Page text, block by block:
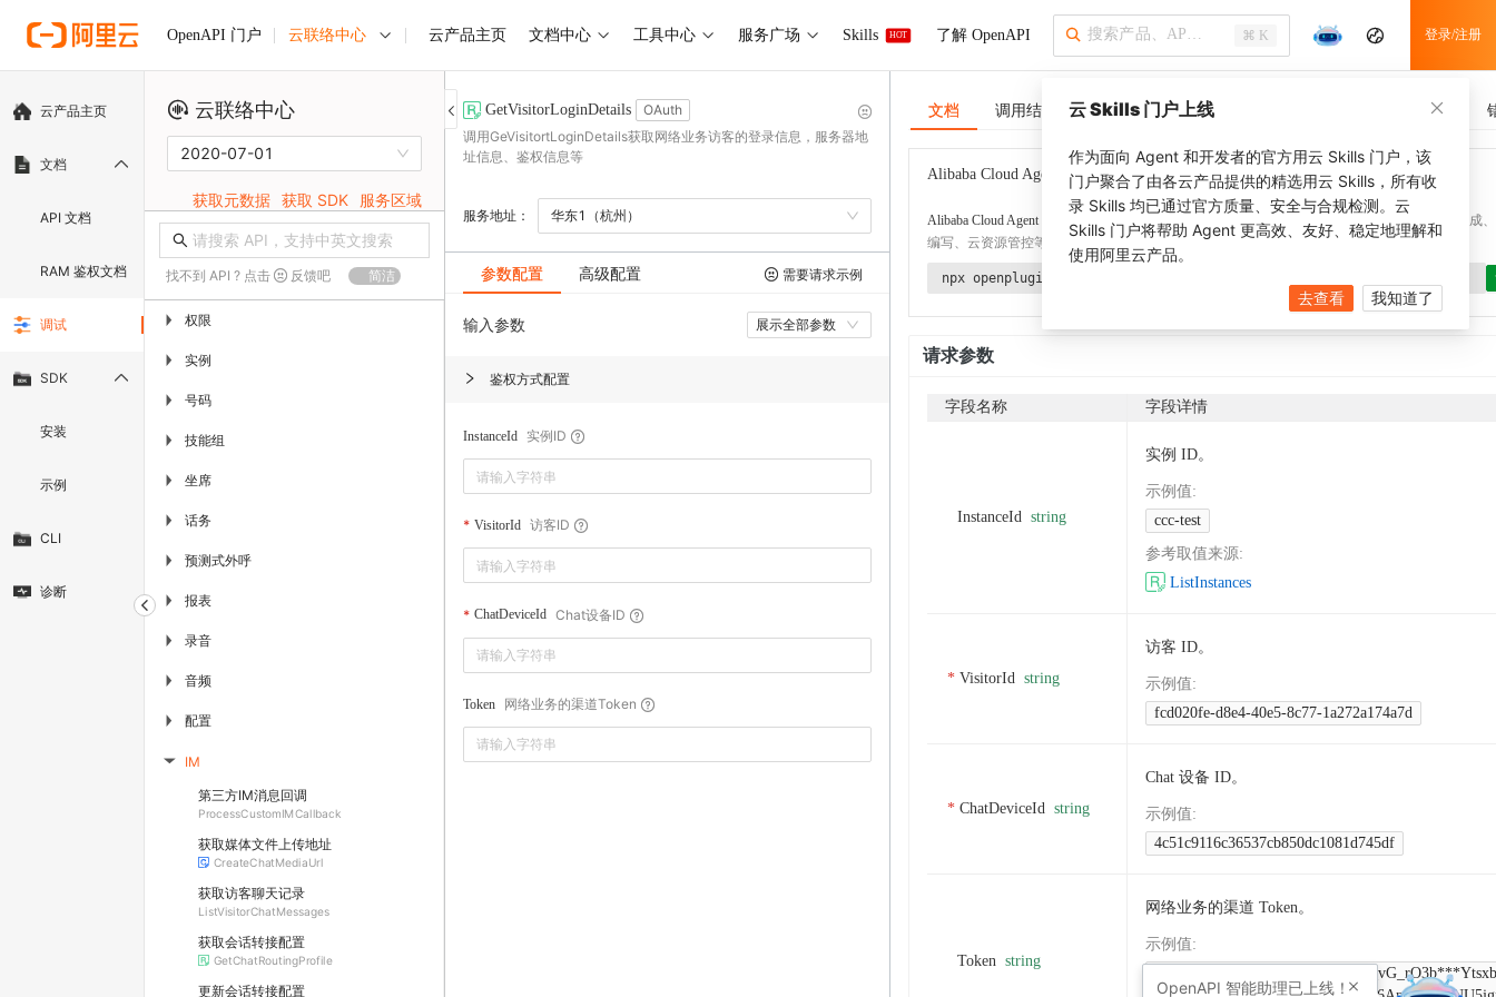
OpenAPI 门户 云联络中心 云产品主页 文档中心 工具中心 服务广场 Skills HOT 了解 OpenAPI ⌘ K 登录/注册
云产品主页
文档
API 文档
RAM 鉴权文档
调试
SDK
安装
示例
CLI
诊断
云联络中心
2020-07-01
获取元数据 获取 SDK 服务区域
找不到 API ? 点击 反馈吧 简洁
▶ 权限
▶ 实例
▶ 号码
▶ 技能组
▶ 坐席
▶ 话务
▶ 预测式外呼
▶ 报表
▶ 录音
▶ 音频
▶ 配置
▶ IM
第三方IM消息回调
ProcessCustomIMCallback
获取媒体文件上传地址
CreateChatMediaUrl
获取访客聊天记录
ListVisitorChatMessages
获取会话转接配置
GetChatRoutingProfile
更新会话转接配置
GetVisitorLoginDetails
OAuth
调用GeVisitortLoginDetails获取网络业务访客的登录信息，服务器地
址信息、鉴权信息等
服务地址： 华东1（杭州）
参数配置 高级配置 需要请求示例
输入参数 展示全部参数
鉴权方式配置
InstanceId 实例ID
VisitorId 访客ID
ChatDeviceId Chat设备ID
Token 网络业务的渠道Token
文档 调用结果 SDK 示例 CLI 示例 调用历史
Alibaba Cloud Agent Toolkit 了解更多
Alibaba Cloud Agent Toolkit
提供 Agent 插件、技能、MCP 配置和验证工具，涵盖 SDK 代码生成、
编写、云资源管控等能力。通过 alibabacloud-agent-toolkit-install 技能可快速完成本地配置。
npx openplugin aliyun/alibabacloud-agent-toolkit
请求参数
字段名称 字段详情
InstanceId string
实例 ID。
示例值:
ccc-test
参考取值来源:
ListInstances
VisitorId string
访客 ID。
示例值:
fcd020fe-d8e4-40e5-8c77-1a272a174a7d
ChatDeviceId string
Chat 设备 ID。
示例值:
4c51c9116c36537cb850dc1081d745df
Token string
网络业务的渠道 Token。
示例值:
云 Skills 门户上线
作为面向 Agent 和开发者的官方用云 Skills 门户，该
门户聚合了由各云产品提供的精选用云 Skills，所有收
录 Skills 均已通过官方质量、安全与合规检测。云
Skills 门户将帮助 Agent 更高效、友好、稳定地理解和
使用阿里云产品。
去查看 我知道了
OpenAPI 智能助理已上线！